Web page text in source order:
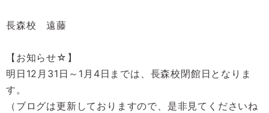
長森校 遠藤
【お知らせ☆】
明日12月31日～1月4日までは、長森校閉館日となりま
す。
（ブログは更新しておりますので、是非見てくださいね